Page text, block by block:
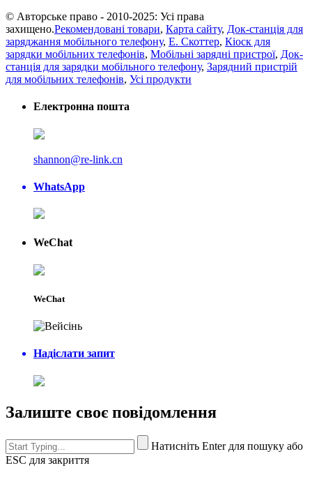
© Авторське право - 2010-2025: Усі права
захищено.Рекомендовані товари, Карта сайту, Док-станція для
заряджання мобільного телефону, Е. Скоттер, Кіоск для
зарядки мобільних телефонів, Мобільні зарядні пристрої, Док-
станція для зарядки мобільного телефону, Зарядний пристрій
для мобільних телефонів, Усі продукти
Електронна пошта
shannon@re-link.cn
WhatsApp
WeChat
WeChat
Надіслати запит
Залиште своє повідомлення
Натисніть Enter для пошуку або
ESC для закриття